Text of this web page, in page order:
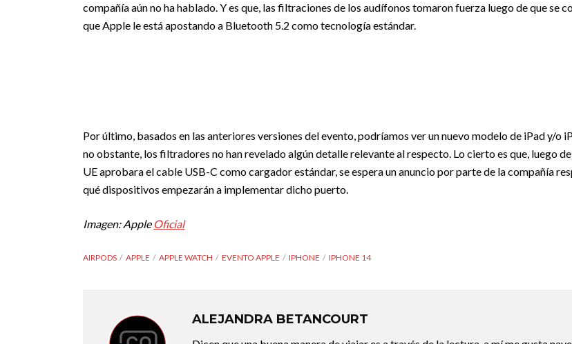
compañía aún no ha hablado. Y es que, las filtraciones de los audífonos tomaron fuerza luego de que se
que Apple le está apostando a Bluetooth 5.2 como tecnología estándar.
Por último, basados en las anteriores versiones del evento, podríamos ver un nuevo modelo de iPad y/o
no obstante, los filtradores no han revelado algún detalle relevante al respecto. Lo cierto es que, luego
UE aprobara el cable USB-C como cargador estándar, se espera un anuncio por parte de la compañía
qué dispositivos empezarán a implementar dicho puerto.
Imagen: Apple Oficial
AIRPODS APPLE APPLE WATCH EVENTO APPLE IPHONE IPHONE 14
ALEJANDRA BETANCOURT